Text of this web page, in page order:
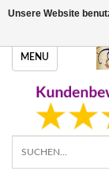
MENU
Unsere Website